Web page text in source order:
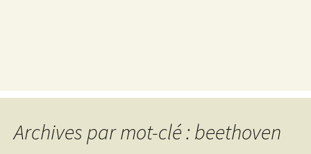
Archives par mot-clé : beethoven